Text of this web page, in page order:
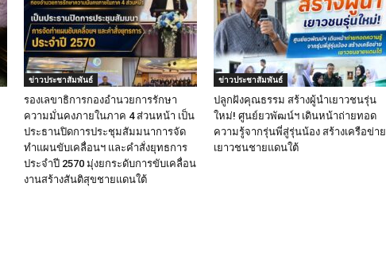
ข่าวประชาสัมพันธ์
รองเลขาธิการกองอำนวยการรักษา
ความมั่นคงภายในภาค 4 ส่วนหน้า เป็น
ประธานปิดการประชุมสัมมนาการจัด
ทำแผนขับเคลื่อนฯ และคำสั่งยุทธการ
ประจำปี 2570 มุ่งยกระดับการขับเคลื่อน
งานสร้างสันติสุขชายแดนใต้
ข่าวประชาสัมพันธ์
ปลูกฝังคุณธรรม สร้างผู้นำเยาวชนรุ่น
ใหม่! ศูนย์ยวพัฒน์ฯ เดินหน้าถ่ายทอด
ความรู้จากรุ่นพี่สู่รุ่นน้อง สร้างเครือข่าย
เยาวชนชายแดนใต้